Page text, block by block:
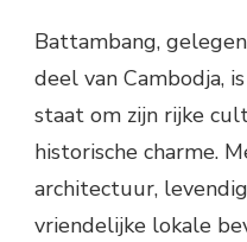
Battambang,
deel van Cambodja,
staat om zijn rijke
historische charme.
architectuur,
vriendelijke lokale